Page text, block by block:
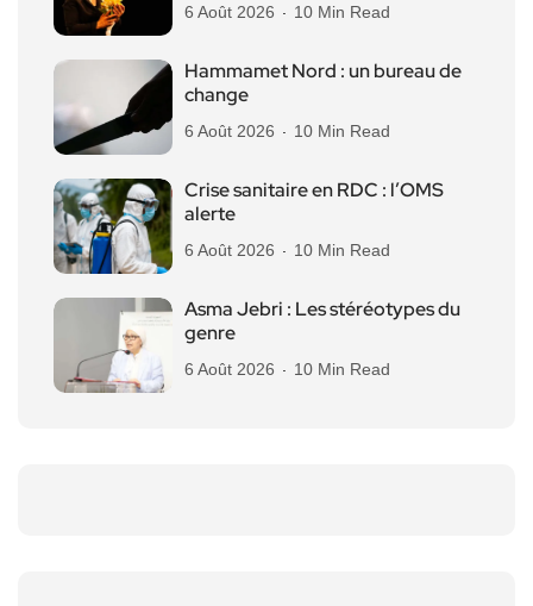
6 Août 2026 10 Min Read
Hammamet Nord : un bureau de
change
6 Août 2026 10 Min Read
Crise sanitaire en RDC : l’OMS
alerte
6 Août 2026 10 Min Read
Asma Jebri : Les stéréotypes du
genre
6 Août 2026 10 Min Read